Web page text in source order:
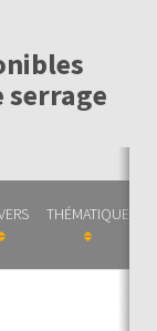
serrage
THÉMATIQUE